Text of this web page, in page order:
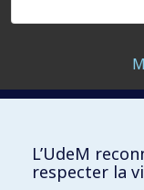
L’UdeM
respecter la